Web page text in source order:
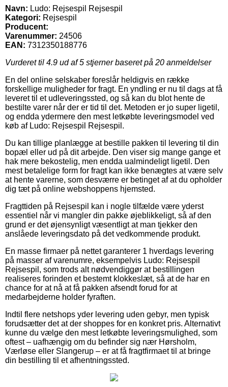
Navn: Ludo: Rejsespil Rejsespil
Kategori: Rejsespil
Producent:
Varenummer: 24506
EAN: 7312350188776
Vurderet til 4.9 ud af 5 stjerner baseret på 20 anmeldelser
En del online selskaber foreslår heldigvis en række
forskellige muligheder for fragt. En yndling er nu til dags at få
leveret til et udleveringssted, og så kan du blot hente de
bestilte varer når der er tid til det. Metoden er jo super ligetil,
og endda ydermere den mest letkøbte leveringsmodel ved
køb af Ludo: Rejsespil Rejsespil.
Du kan tillige planlægge at bestille pakken til levering til din
bopæl eller ud på dit arbejde. Den viser sig mange gange et
hak mere bekostelig, men endda ualmindeligt ligetil. Den
mest betalelige form for fragt kan ikke benægtes at være selv
at hente varerne, som desværre er betinget af at du opholder
dig tæt på online webshoppens hjemsted.
Fragttiden på Rejsespil kan i nogle tilfælde være yderst
essentiel når vi mangler din pakke øjeblikkeligt, så af den
grund er det øjensynligt væsentligt at man tjekker den
anslåede leveringsdato på det vedkommende produkt.
En masse firmaer på nettet garanterer 1 hverdags levering
på masser af varenumre, eksempelvis Ludo: Rejsespil
Rejsespil, som trods alt nødvendiggør at bestillingen
realiseres forinden et bestemt klokkeslæt, så at de har en
chance for at nå at få pakken afsendt forud for at
medarbejderne holder fyraften.
Indtil flere netshops yder levering uden gebyr, men typisk
forudsætter det at der shoppes for en konkret pris. Alternativt
kunne du vælge den mest letkøbte leveringsmulighed, som
oftest – uafhængig om du befinder sig nær Hørsholm,
Værløse eller Slangerup – er at få fragtfirmaet til at bringe
din bestilling til et afhentningssted.